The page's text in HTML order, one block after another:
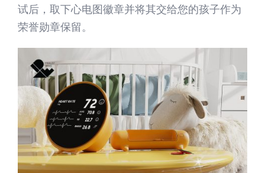
试后，取下心电图徽章并将其交给您的孩子作为
荣誉勋章保留。